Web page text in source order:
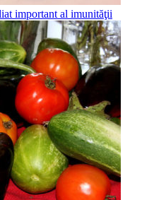
important al imunităţii